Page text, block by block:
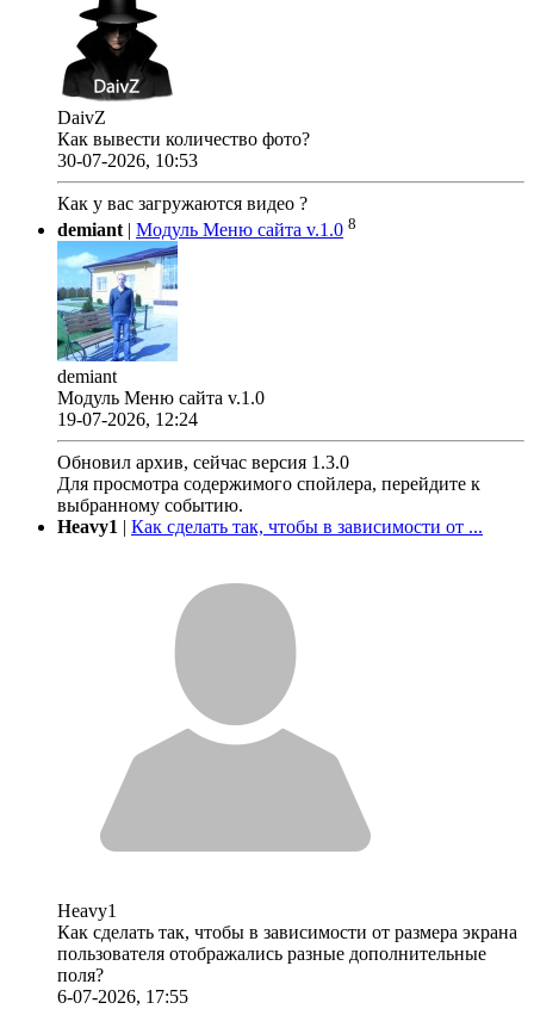
DaivZ
Как вывести количество фото?
30-07-2026, 10:53
Как у вас загружаются видео ?
demiant | Модуль Меню сайта v.1.0 8
demiant
Модуль Меню сайта v.1.0
19-07-2026, 12:24
Обновил архив, сейчас версия 1.3.0
Для просмотра содержимого спойлера, перейдите к
выбранному событию.
Heavy1 | Как сделать так, чтобы в зависимости от ...
Heavy1
Как сделать так, чтобы в зависимости от размера экрана
пользователя отображались разные дополнительные
поля?
6-07-2026, 17:55